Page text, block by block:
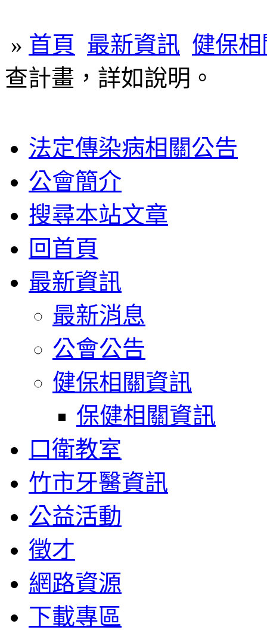
» 首頁 最新資訊 健保
查計畫，詳如說明。
法定傳染病相關公告
公會簡介
搜尋本站文章
回首頁
最新資訊
最新消息
公會公告
健保相關資訊
保健相關資訊
口衛教室
竹市牙醫資訊
公益活動
徵才
網路資源
下載專區